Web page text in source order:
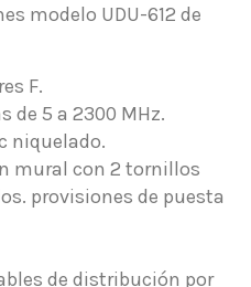
modelo UDU-612 de
F.
de 5 a 2300 MHz.
niquelado.
mural con 2 tornillos
provisiones de puesta
de distribución por